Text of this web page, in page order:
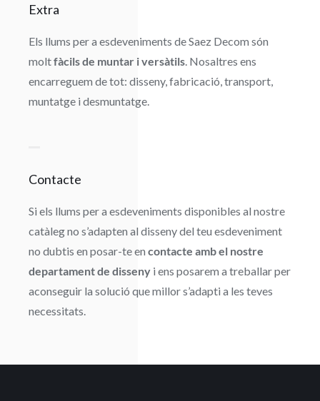
Extra
Els llums per a esdeveniments de Saez Decom són
moltfàcils de muntar i versàtils. Nosaltres ens
encarreguem de tot: disseny, fabricació, transport,
muntatge i desmuntatge.
Contacte
Si els llums per a esdeveniments disponibles al nostre
catàleg no s’adapten al disseny del teu esdeveniment
no dubtis en posar-te en contacte amb el nostre
departament de dissenyi ens posarem a treballar per
aconseguir la solució que millor s’adapti a les teves
necessitats.